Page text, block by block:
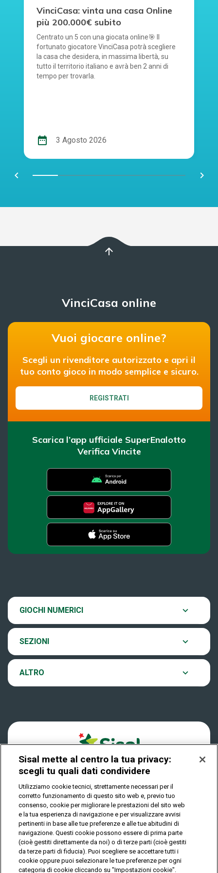
VinciCasa: vinta una casa Online
più 200.000€ subito
Centrato un 5 con una giocata online🎯 Il
fortunato giocatore VinciCasa potrà scegliere
la casa che desidera, in massima libertà, su
tutto il territorio italiano e avrà ben 2 anni di
tempo per trovarla.
date_range 3 Agosto 2026
chevron_left navigate_next
arrow_upward
VinciCasa online
Vuoi giocare online?
Scegli un rivenditore autorizzato e apri il
tuo conto gioco in modo semplice e sicuro.
REGISTRATI
Scarica l’app ufficiale SuperEnalotto
Verifica Vincite
GIOCHI NUMERICI
SuperEnalotto
EuroJackpot
VinciCasa
Play Your Date
SEZIONI
Scopri il gioco
Ultima estrazione
Archivio estrazioni
ALTRO
Contatti
Notifiche
Privacy
IL GIOCO È VIETATO AI MINORI E PUÒ CAUSARE
DIPENDENZA PATOLOGICA
© Copyright Sisal Italia S.p.A. - P.I. 02433760135
Privacy Cookies
Mappa
del
Sisal mette al centro la tua privacy:
scegli tu quali dati condividere
Utilizziamo cookie tecnici, strettamente necessari per il
corretto funzionamento di questo sito web e, previo tuo
consenso, cookie per migliorare le prestazioni del sito web
e la tua esperienza di navigazione e per visualizzare avvisi
pertinenti in base alle tue preferenze e alle tue abitudini di
navigazione. Questi cookie possono essere di prima parte
(cioè gestiti direttamente da noi) o di terze parti (cioè gestiti
da terze parti di fiducia). Puoi scegliere se accettare tutti i
cookie oppure puoi selezionare le tue preferenze per ogni
categoria di cookie cliccando su "Impostazioni cookie".